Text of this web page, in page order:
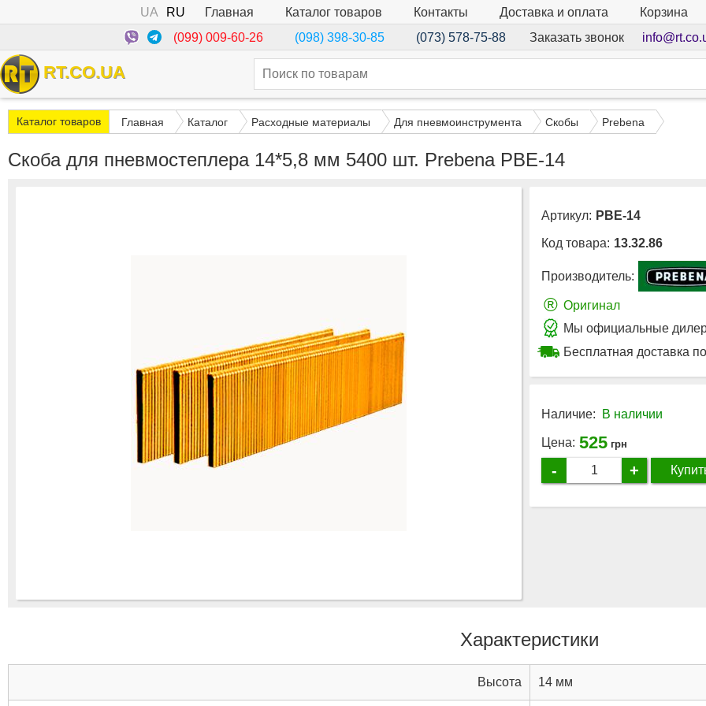
UA RU Главная Каталог товаров Контакты Доставка и оплата
Корзина
(099) 009-60-26
(098) 398-30-85 (073) 578-75-88 Заказать звонок
RT.CO.UA
Каталог товаров Главная Каталог Расходные материалы Для пневмоинструмента Скобы Prebena
Скоба для пневмостеплера 14*5,8 мм 5400 шт. Prebena PBE-14
Артикул: PBE-14
Код товара: 13.32.86
Производитель:
® Оригинал
Мы официальные
Бесплатная доставка
Наличие: В наличии
Цена: 525 грн
- +
Характеристики
Высота 14 мм